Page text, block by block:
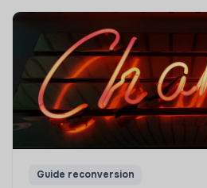
Guide reconversion